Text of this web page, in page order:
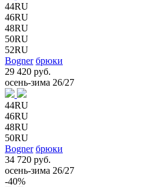
44RU
46RU
48RU
50RU
52RU
Bogner брюки
29 420 руб.
осень-зима 26/27
44RU
46RU
48RU
50RU
Bogner брюки
34 720 руб.
осень-зима 26/27
-40%